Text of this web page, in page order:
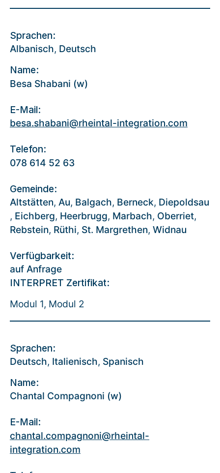
Sprachen:
Albanisch, Deutsch
Name:
Besa Shabani (w)
E-Mail:
besa.shabani@rheintal-integration.com
Telefon:
078 614 52 63
Gemeinde:
Altstätten, Au, Balgach, Berneck, Diepoldsau
, Eichberg, Heerbrugg, Marbach, Oberriet,
Rebstein, Rüthi, St. Margrethen, Widnau
Verfügbarkeit:
auf Anfrage
INTERPRET Zertifikat:
Modul 1, Modul 2
Sprachen:
Deutsch, Italienisch, Spanisch
Name:
Chantal Compagnoni (w)
E-Mail:
chantal.compagnoni@rheintal-
integration.com